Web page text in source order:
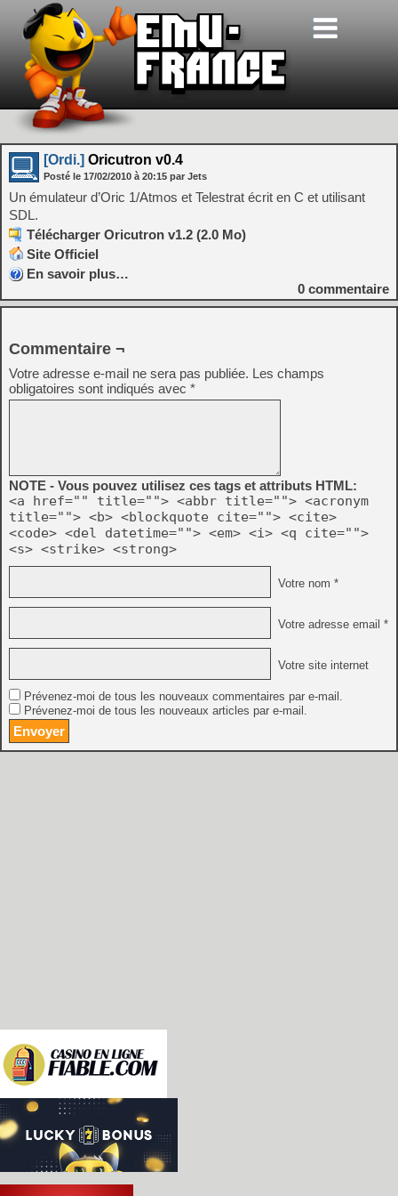
[Ordi.] Oricutron v0.4
Posté le 17/02/2010 à 20:15 par Jets
Un émulateur d’Oric 1/Atmos et Telestrat écrit en C et utilisant
SDL.
Télécharger Oricutron v1.2 (2.0 Mo)
Site Officiel
En savoir plus…
0 commentaire
Commentaire ¬
Votre adresse e-mail ne sera pas publiée. Les champs
obligatoires sont indiqués avec *
NOTE - Vous pouvez utilisez ces tags et attributs HTML:
<a href="" title=""> <abbr title=""> <acronym
title=""> <b> <blockquote cite=""> <cite>
<code> <del datetime=""> <em> <i> <q cite="">
<s> <strike> <strong>
Votre nom *
Votre adresse email *
Votre site internet
Prévenez-moi de tous les nouveaux commentaires par e-mail.
Prévenez-moi de tous les nouveaux articles par e-mail.